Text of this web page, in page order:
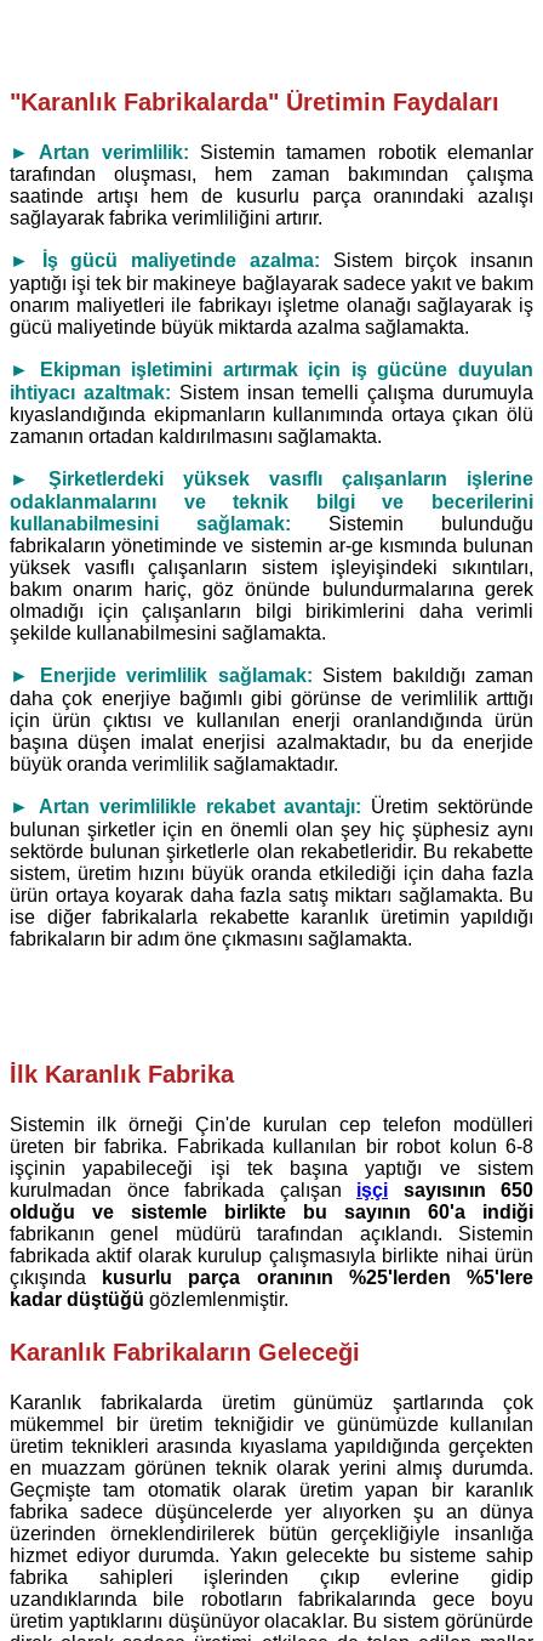
"Karanlık Fabrikalarda" Üretimin Faydaları
► Artan verimlilik: Sistemin tamamen robotik elemanlar
tarafından oluşması, hem zaman bakımından çalışma
saatinde artışı hem de kusurlu parça oranındaki azalışı
sağlayarak fabrika verimliliğini artırır.
► İş gücü maliyetinde azalma: Sistem birçok insanın
yaptığı işi tek bir makineye bağlayarak sadece yakıt ve bakım
onarım maliyetleri ile fabrikayı işletme olanağı sağlayarak iş
gücü maliyetinde büyük miktarda azalma sağlamakta.
►
Ekipman işletimini artırmak için iş gücüne duyulan
ihtiyacı azaltmak: Sistem insan temelli çalışma durumuyla
kıyaslandığında ekipmanların kullanımında ortaya çıkan ölü
zamanın ortadan kaldırılmasını sağlamakta.
► Şirketlerdeki yüksek vasıflı çalışanların işlerine
odaklanmalarını ve teknik bilgi ve becerilerini
kullanabilmesini sağlamak:
Sistemin bulunduğu
fabrikaların yönetiminde ve sistemin ar-ge kısmında bulunan
yüksek vasıflı çalışanların sistem işleyişindeki sıkıntıları,
bakım onarım hariç, göz önünde bulundurmalarına gerek
olmadığı için çalışanların bilgi birikimlerini daha verimli
şekilde kullanabilmesini sağlamakta.
► Enerjide verimlilik sağlamak: Sistem bakıldığı zaman
daha çok enerjiye bağımlı gibi görünse de verimlilik arttığı
için ürün çıktısı ve kullanılan enerji oranlandığında ürün
başına düşen imalat enerjisi azalmaktadır, bu da enerjide
büyük oranda verimlilik sağlamaktadır.
► Artan verimlilikle rekabet avantajı: Üretim sektöründe
bulunan şirketler için en önemli olan şey hiç şüphesiz aynı
sektörde bulunan şirketlerle olan rekabetleridir. Bu rekabette
sistem, üretim hızını büyük oranda etkilediği için daha fazla
ürün ortaya koyarak daha fazla satış miktarı sağlamakta. Bu
ise diğer fabrikalarla rekabette karanlık üretimin yapıldığı
fabrikaların bir adım öne çıkmasını sağlamakta.
İlk Karanlık Fabrika
Sistemin ilk örneği Çin'de kurulan cep telefon modülleri
üreten bir fabrika. Fabrikada kullanılan bir robot kolun 6-8
işçinin yapabileceği işi tek başına yaptığı ve sistem
kurulmadan önce fabrikada çalışan işçi sayısının 650
olduğu ve sistemle birlikte bu sayının 60'a indiği
fabrikanın genel müdürü tarafından açıklandı. Sistemin
fabrikada aktif olarak kurulup çalışmasıyla birlikte nihai ürün
çıkışında
kusurlu parça oranının %25'lerden %5'lere
kadar düştüğü gözlemlenmiştir.
Karanlık Fabrikaların Geleceği
Karanlık fabrikalarda üretim günümüz şartlarında çok
mükemmel bir üretim tekniğidir ve günümüzde kullanılan
üretim teknikleri arasında kıyaslama yapıldığında gerçekten
en muazzam görünen teknik olarak yerini almış durumda.
Geçmişte tam otomatik olarak üretim yapan bir karanlık
fabrika sadece düşüncelerde yer alıyorken şu an dünya
üzerinden örneklendirilerek bütün gerçekliğiyle insanlığa
hizmet ediyor durumda. Yakın gelecekte bu sisteme sahip
fabrika sahipleri işlerinden çıkıp evlerine gidip
uzandıklarında bile robotların fabrikalarında gece boyu
üretim yaptıklarını düşünüyor olacaklar. Bu sistem görünürde